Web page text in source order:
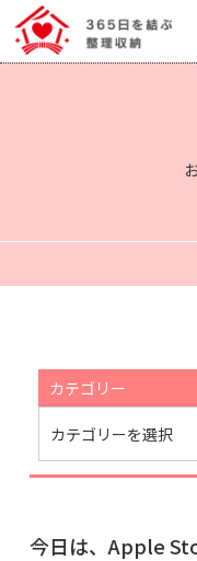
カテゴリー
今日は、Apple